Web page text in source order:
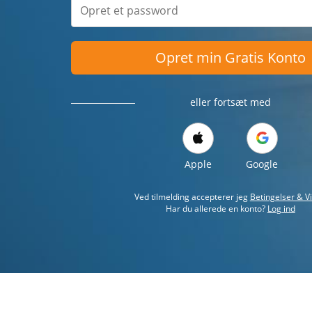
Opret min Gratis Konto
eller fortsæt med
Apple Google
Ved tilmelding accepterer jeg Betingelser &
Har du allerede en konto? Log ind